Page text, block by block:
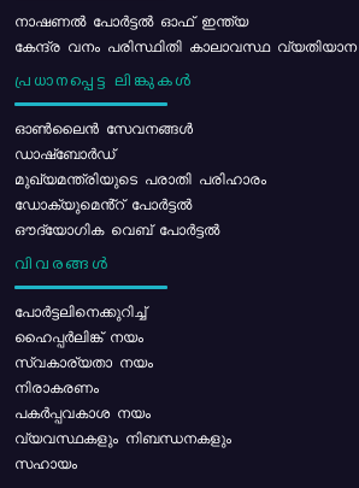
നാഷണൽ പോർട്ടൽ ഓഫ് ഇന്ത്യ
കേന്ദ്ര വനം പരിസ്ഥിതി കാലാവസ്ഥ
പ്രധാനപ്പെട്ട ലിങ്കുകൾ
ഓൺലൈൻ സേവനങ്ങൾ
ഡാഷ്ബോർഡ്
മുഖ്യമന്ത്രിയുടെ പരാതി പരിഹാരം
ഡോക്യുമെൻ്റ് പോർട്ടൽ
ഔദ്യോഗിക വെബ് പോർട്ടൽ
വിവരങ്ങൾ
പോര്‍ട്ടലിനെക്കുറിച്ച്
ഹൈപ്പർലിങ്ക് നയം
സ്വകാര്യതാ നയം
നിരാകരണം
പകർപ്പവകാശ നയം
വ്യവസ്ഥകളും നിബന്ധനകളും
സഹായം